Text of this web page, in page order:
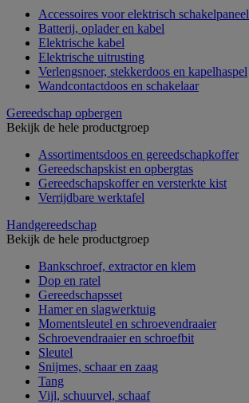
Accessoires voor elektrisch schakelpaneel
Batterij, oplader en kabel
Elektrische kabel
Elektrische uitrusting
Verlengsnoer, stekkerdoos en kapelhaspel
Wandcontactdoos en schakelaar
Gereedschap opbergen
Bekijk de hele productgroep
Assortimentsdoos en gereedschapkoffer
Gereedschapskist en opbergtas
Gereedschapskoffer en versterkte kist
Verrijdbare werktafel
Handgereedschap
Bekijk de hele productgroep
Bankschroef, extractor en klem
Dop en ratel
Gereedschapsset
Hamer en slagwerktuig
Momentsleutel en schroevendraaier
Schroevendraaier en schroefbit
Sleutel
Snijmes, schaar en zaag
Tang
Vijl, schuurvel, schaaf